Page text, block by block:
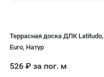
Террасная доска ДПК Latitudo,
Euro, Натур
526 ₽ за пог. м